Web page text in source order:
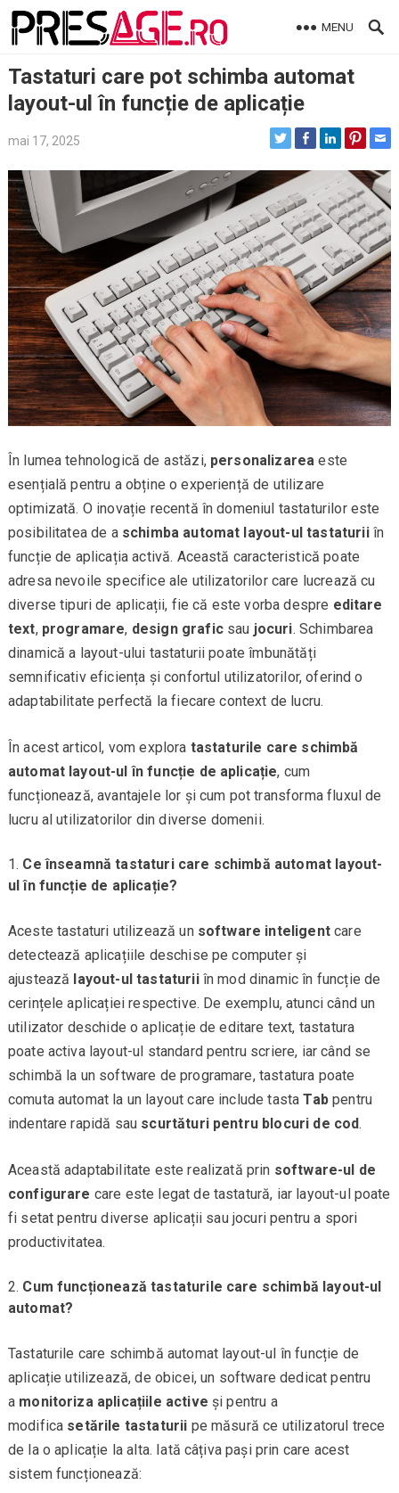
Skip
MENU
Tastaturi care pot schimba automat
layout-ul în funcție de aplicație
mai 17, 2025
În lumea tehnologică de astăzi, personalizarea este
esențială pentru a obține o experiență de utilizare
optimizată. O inovație recentă în domeniul tastaturilor este
posibilitatea de a schimba automat layout-ul tastaturiiîn
funcție de aplicația activă. Această caracteristică poate
adresa nevoile specifice ale utilizatorilor care lucrează cu
diverse tipuri de aplicații, fie că este vorba despre editare
text, programare, design graficsau jocuri. Schimbarea
dinamică a layout-ului tastaturii poate îmbunătăți
semnificativ eficiența și confortul utilizatorilor, oferind o
adaptabilitate perfectă la fiecare context de lucru.
În acest articol, vom explora tastaturile care schimbă
automat layout-ul în funcție de aplicație, cum
funcționează, avantajele lor și cum pot transforma fluxul de
lucru al utilizatorilor din diverse domenii.
Ce înseamnă tastaturi care schimbă automat layout-
ul în funcție de aplicație?
Aceste tastaturi utilizează un software inteligentcare
detectează aplicațiile deschise pe computer și
ajustează layout-ul tastaturiiîn mod dinamic în funcție de
cerințele aplicației respective. De exemplu, atunci când un
utilizator deschide o aplicație de editare text, tastatura
poate activa layout-ul standard pentru scriere, iar când se
schimbă la un software de programare, tastatura poate
comuta automat la un layout care include tastaTabpentru
indentare rapidă sau scurtături pentru blocuri de cod.
Această adaptabilitate este realizată prin software-ul de
configurare care este legat de tastatură, iar layout-ul poate
fi setat pentru diverse aplicații sau jocuri pentru a spori
productivitatea.
Cum funcționează tastaturile care schimbă layout-ul
automat?
Tastaturile care schimbă automat layout-ul în funcție de
aplicație utilizează, de obicei, un software dedicat pentru
a monitoriza aplicațiile active și pentru a
modifica setările tastaturii pe măsură ce utilizatorul trece
de la o aplicație la alta. Iată câțiva pași prin care acest
sistem funcționează: